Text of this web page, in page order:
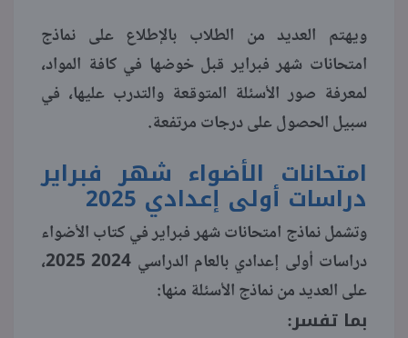
ويهتم العديد من الطلاب بالإطلاع على نماذج
امتحانات شهر فبراير قبل خوضها في كافة المواد،
لمعرفة صور الأسئلة المتوقعة والتدرب عليها، في
سبيل الحصول على درجات مرتفعة.
امتحانات الأضواء شهر فبراير
دراسات أولى إعدادي 2025
وتشمل نماذج امتحانات شهر فبراير في كتاب الأضواء
دراسات أولى إعدادي بالعام الدراسي 2024 2025،
على العديد من نماذج الأسئلة منها:
بما تفسر: